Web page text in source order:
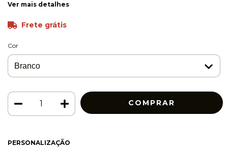
Ver mais detalhes
Frete grátis
Cor
PERSONALIZAÇÃO